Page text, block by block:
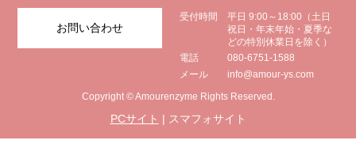
お問い合わせ
受付時間
平日 9:00～18:00（土日
祝日・年末年始・夏季な
どの特別休業日を除く）
電話
080-6751-1588
メール
info@amour-ys.com
Copyright © Amourenzyme Rights Reserved.
PCサイト | スマフォサイト